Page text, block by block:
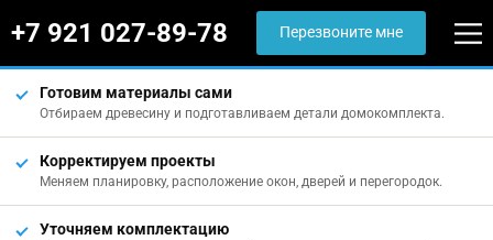
+7 921 027-89-78 Перезвоните мне
Готовим материалы сами
Отбираем древесину и подготавливаем детали домокомплекта.
Корректируем проекты
Меняем планировку, расположение окон, дверей и перегородок.
Уточняем комплектацию